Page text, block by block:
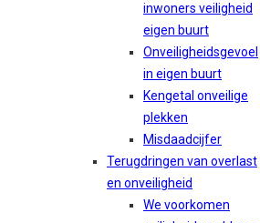
inwoners veiligheid
eigen buurt
Onveiligheidsgevoel
in eigen buurt
Kengetal onveilige
plekken
Misdaadcijfer
Terugdringen van overlast
en onveiligheid
We voorkomen